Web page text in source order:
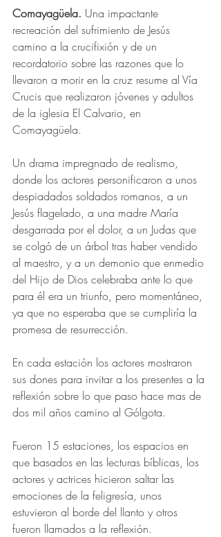
Comayagüela. Una impactante
recreación del sufrimiento de Jesús
camino a la crucifixión y de un
recordatorio sobre las razones que lo
llevaron a morir en la cruz resume al Vía
Crucis que realizaron jóvenes y adultos
de la iglesia El Calvario, en
Comayagüela.
Un drama impregnado de realismo,
donde los actores personificaron a unos
despiadados soldados romanos, a un
Jesús flagelado, a una madre María
desgarrada por el dolor, a un Judas que
se colgó de un árbol tras haber vendido
al maestro, y a un demonio que enmedio
del Hijo de Dios celebraba ante lo que
para él era un triunfo, pero momentáneo,
ya que no esperaba que se cumpliría la
promesa de resurrección.
En cada estación los actores mostraron
sus dones para invitar a los presentes a la
reflexión sobre lo que paso hace mas de
dos mil años camino al Gólgota.
Fueron 15 estaciones, los espacios en
que basados en las lecturas bíblicas, los
actores y actrices hicieron saltar las
emociones de la feligresía, unos
estuvieron al borde del llanto y otros
fueron llamados a la reflexión.